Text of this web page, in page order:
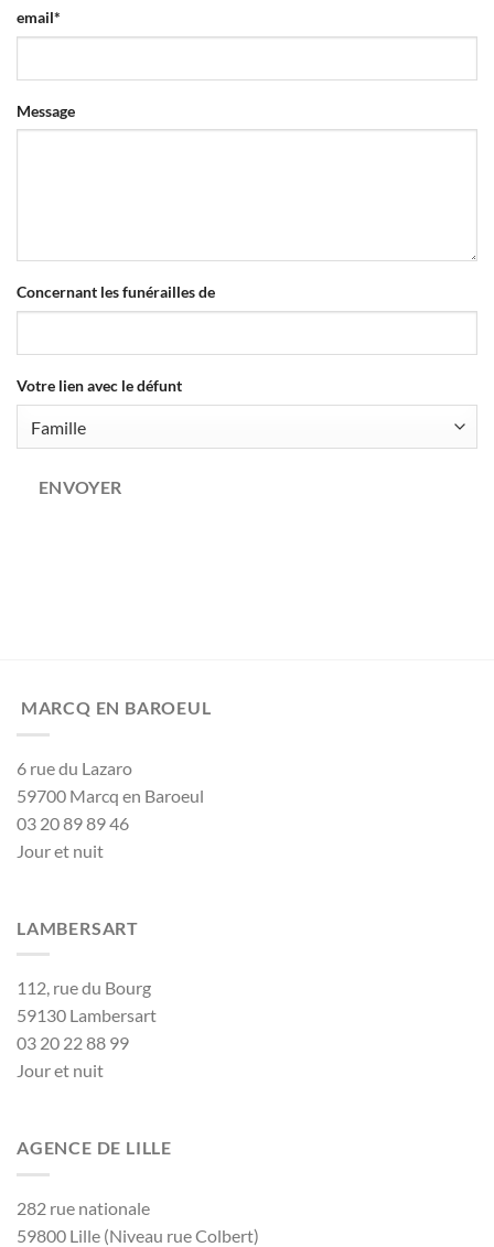
email*
Message
Concernant les funérailles de
Email *
Votre lien avec le défunt
ENVOYER
MARCQ EN BAROEUL
6 rue du Lazaro
59700 Marcq en Baroeul
03 20 89 89 46
Jour et nuit
LAMBERSART
112, rue du Bourg
59130 Lambersart
03 20 22 88 99
Jour et nuit
AGENCE DE LILLE
282 rue nationale
59800 Lille (Niveau rue Colbert)